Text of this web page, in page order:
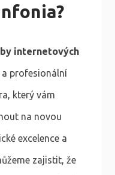
internetových
profesionální
který vám
na novou
excelence a
zajistit, že